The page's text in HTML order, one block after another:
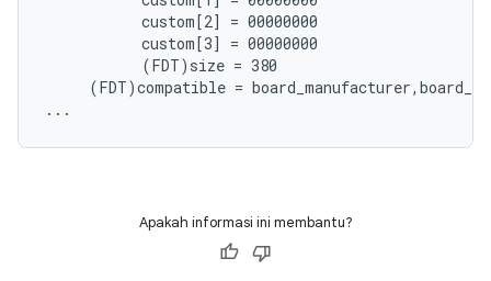
           custom[2] = 00000000
           custom[3] = 00000000
           (FDT)size = 380
(FDT)compatible =
Apakah informasi ini membantu?